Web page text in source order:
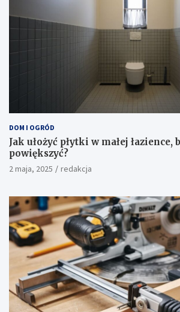
DOM I OGRÓD
Jak ułożyć płytki w małej łazience,
powiększyć?
2 maja, 2025 redakcja